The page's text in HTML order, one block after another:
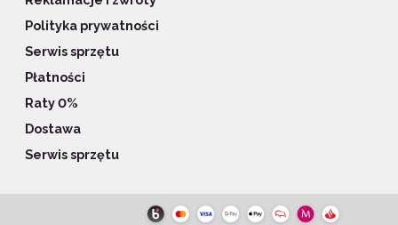
Polityka prywatności
Serwis sprzętu
Płatności
Raty 0%
Dostawa
Serwis sprzętu